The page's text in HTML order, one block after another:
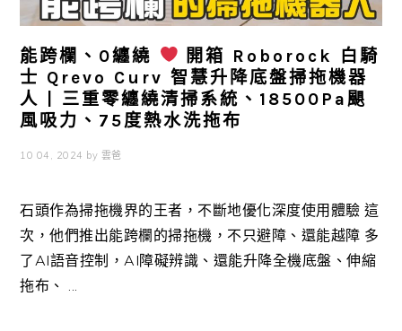
能跨欄、0纏繞
開箱 Roborock 白騎
士 Qrevo Curv 智慧升降底盤掃拖機器
人 | 三重零纏繞清掃系統、18500Pa颶
風吸力、75度熱水洗拖布
10 04, 2024 by 雲爸
石頭作為掃拖機界的王者，不斷地優化深度使用體驗 這
次，他們推出能跨欄的掃拖機，不只避障、還能越障 多
了AI語音控制，AI障礙辨識、還能升降全機底盤、伸縮
拖布、 ...